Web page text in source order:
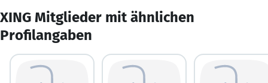
XING Mitglieder mit ähnlichen
Profilangaben